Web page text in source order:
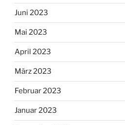
Juni 2023
Mai 2023
April 2023
März 2023
Februar 2023
Januar 2023